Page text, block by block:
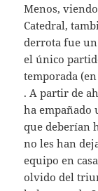
Menos,
Catedral,
derrota fue un
el único
temporada
. A partir de
ha empañado
que deberían
no les han
equipo en
olvido del